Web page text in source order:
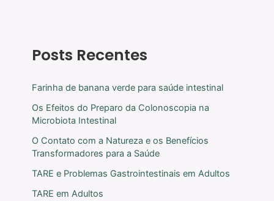
Posts Recentes
Farinha de banana verde para saúde intestinal
Os Efeitos do Preparo da Colonoscopia na
Microbiota Intestinal
O Contato com a Natureza e os Benefícios
Transformadores para a Saúde
TARE e Problemas Gastrointestinais em Adultos
TARE em Adultos